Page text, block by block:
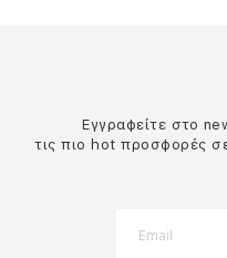
Εγγραφείτε στο
τις πιο hot προσφορές